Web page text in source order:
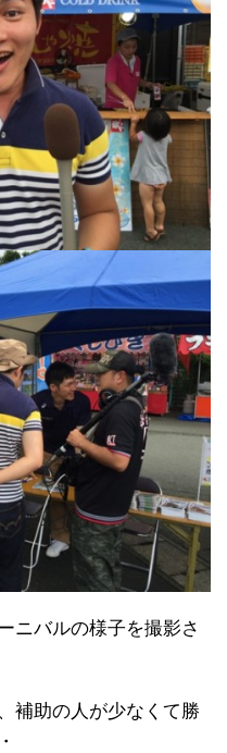
ニバルの様子を撮影さ
補助の人が少なくて勝